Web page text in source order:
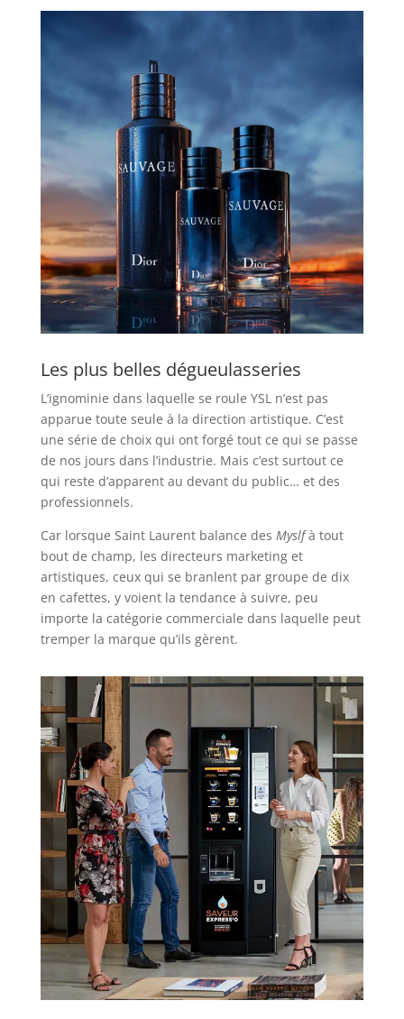
Les plus belles dégueulasseries
L’ignominie dans laquelle se roule YSL n’est pas
apparue toute seule à la direction artistique. C’est
une série de choix qui ont forgé tout ce qui se passe
de nos jours dans l’industrie. Mais c’est surtout ce
qui reste d’apparent au devant du public… et des
professionnels.
Car lorsque Saint Laurent balance des Myslfà tout
bout de champ, les directeurs marketing et
artistiques, ceux qui se branlent par groupe de dix
en cafettes, y voient la tendance à suivre, peu
importe la catégorie commerciale dans laquelle peut
tremper la marque qu’ils gèrent.